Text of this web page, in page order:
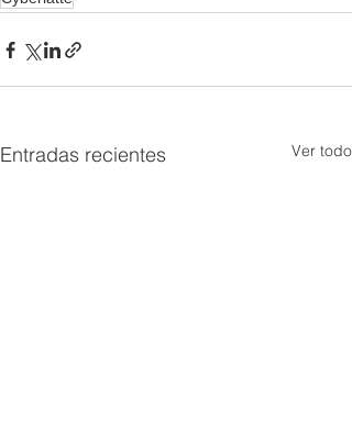
Entradas recientes Ver todo